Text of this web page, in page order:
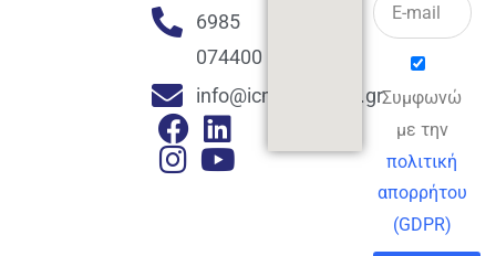
6985
074400
info@icmacademy.grΣυμφωνώ
με την
πολιτική
απορρήτου
(GDPR)